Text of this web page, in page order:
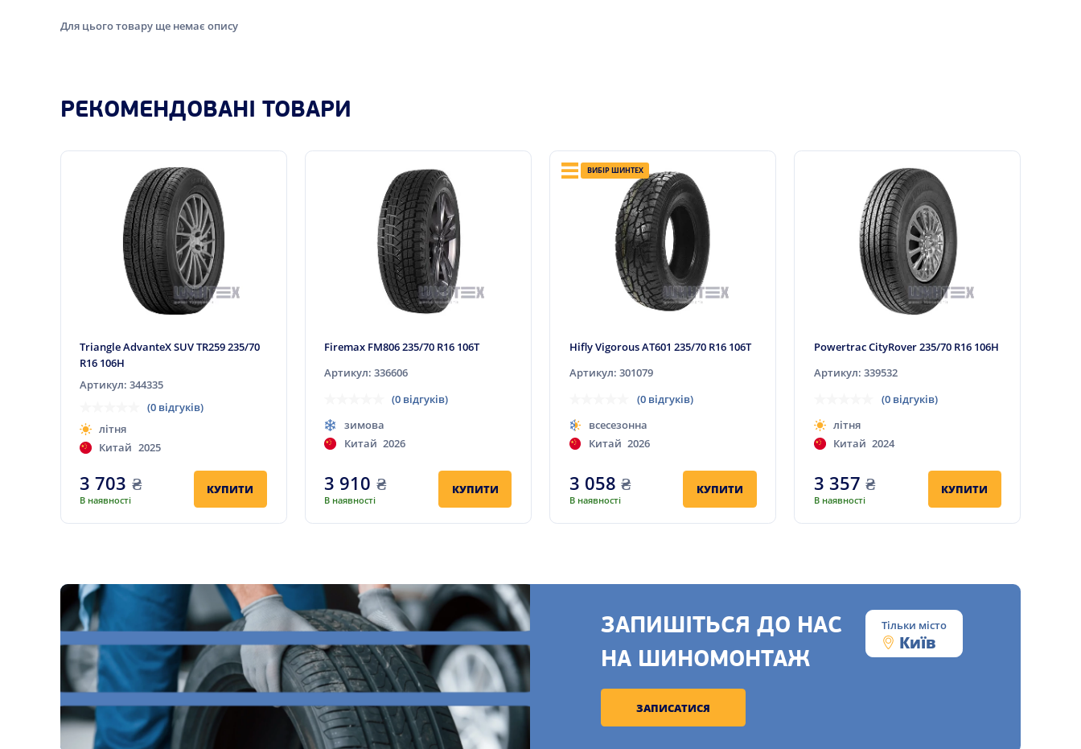
Для цього товару ще немає опису
РЕКОМЕНДОВАНІ ТОВАРИ
Triangle AdvanteX SUV TR259 235/70
R16 106H
Артикул: 344335
(0 відгуків)
літня
Китай 2025
3 703 ₴
В наявності
КУПИТИ
Firemax FM806 235/70 R16 106T
Артикул: 336606
(0 відгуків)
зимова
Китай 2026
3 910 ₴
В наявності
КУПИТИ
ВИБІР ШИНТЕХ
Hifly Vigorous AT601 235/70 R16 106T
Артикул: 301079
(0 відгуків)
всесезонна
Китай 2026
3 058 ₴
В наявності
КУПИТИ
Powertrac CityRover 235/70 R16 106H
Артикул: 339532
(0 відгуків)
літня
Китай 2024
3 357 ₴
В наявності
КУПИТИ
ЗАПИШІТЬСЯ ДО НАС
НА ШИНОМОНТАЖ
Тільки місто
Київ
ЗАПИСАТИСЯ